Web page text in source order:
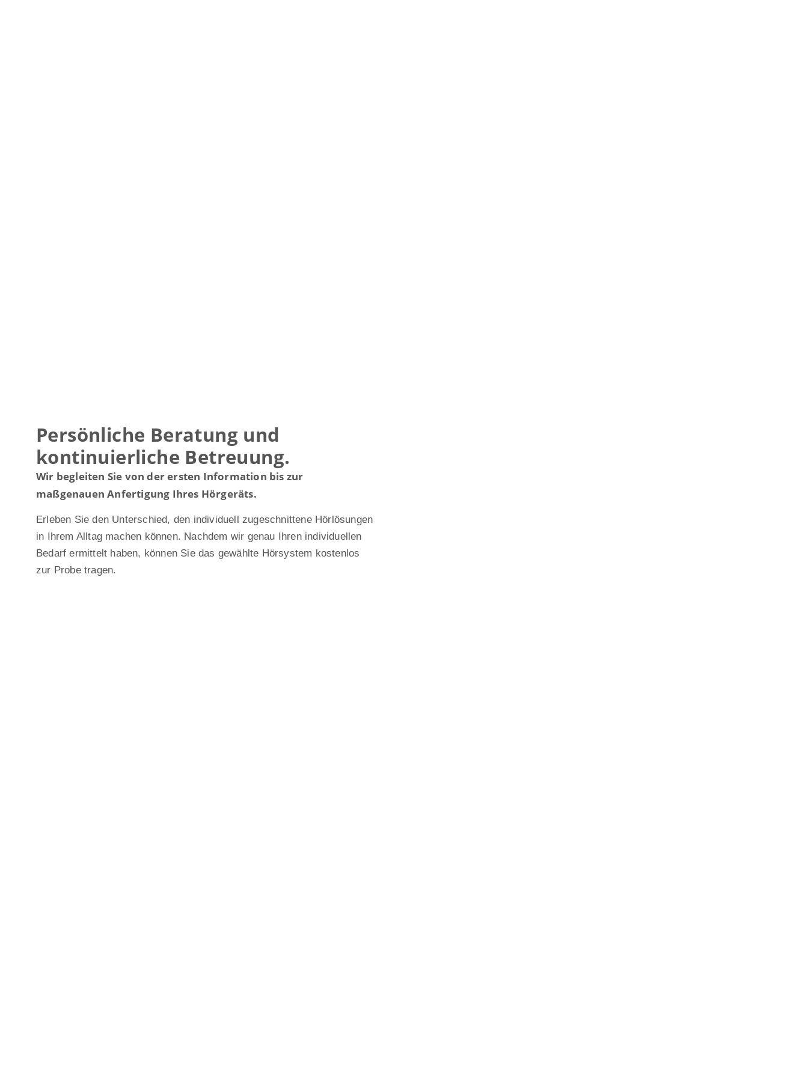
Persönliche Beratung und
kontinuierliche Betreuung.
Wir begleiten Sie von der ersten Information bis zur
maßgenauen Anfertigung Ihres Hörgeräts.
Erleben Sie den Unterschied, den individuell zugeschnittene Hörlösungen
in Ihrem Alltag machen können. Nachdem wir genau Ihren individuellen
Bedarf ermittelt haben, können Sie das gewählte Hörsystem kostenlos
zur Probe tragen.